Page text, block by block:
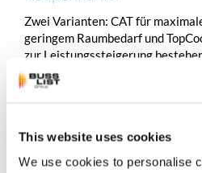
This website uses cookies
We use cookies to personalise
Zwei Varianten: CAT für
geringem Raumbedarf und
zur Leistungssteigerung
Modular zu Systemen verbindbar.